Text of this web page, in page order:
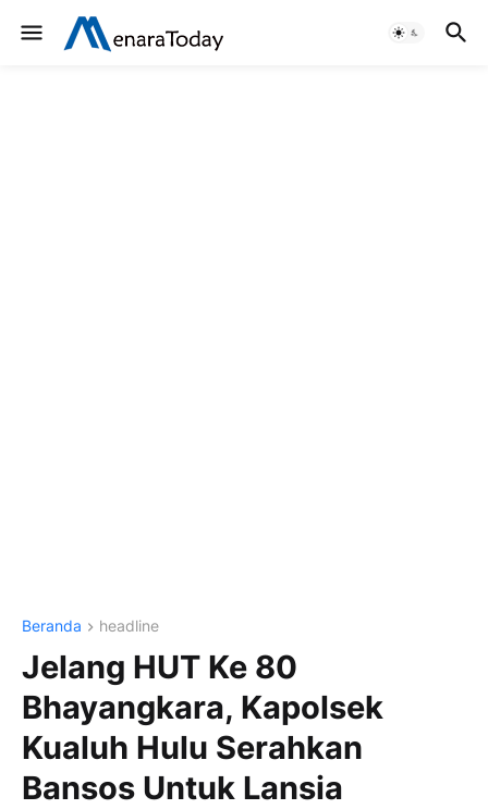
Beranda headline
Jelang HUT Ke 80
Bhayangkara, Kapolsek
Kualuh Hulu Serahkan
Bansos Untuk Lansia